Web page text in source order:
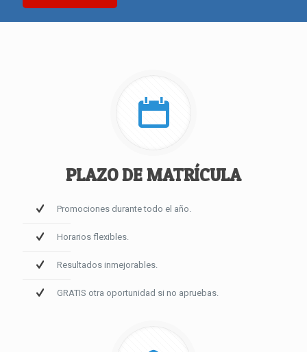
PLAZO DE MATRÍCULA
Promociones durante todo el año.
Horarios flexibles.
Resultados inmejorables.
GRATIS otra oportunidad si no apruebas.